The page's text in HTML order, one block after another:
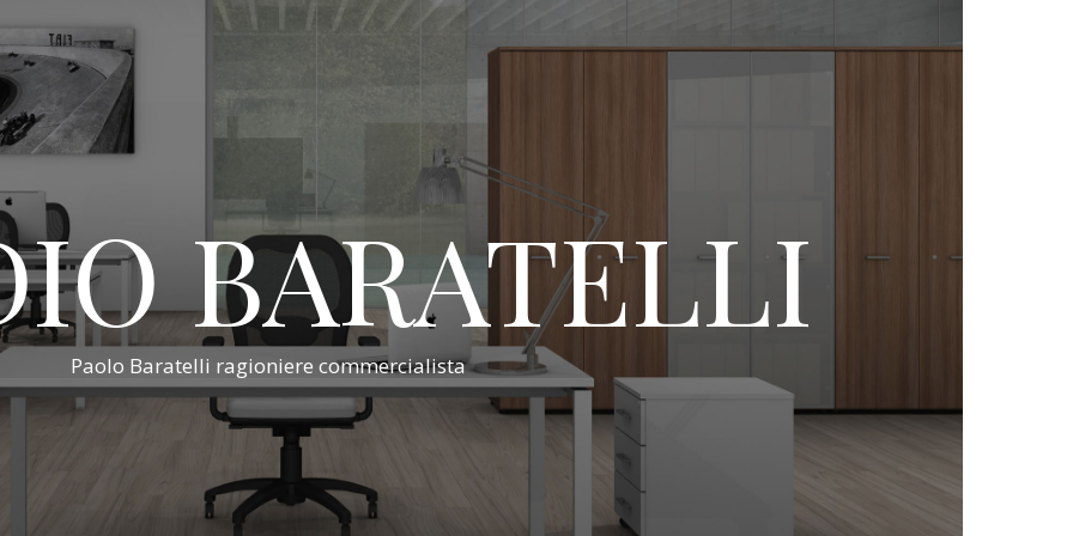
BARATELLI
Paolo Baratelli ragioniere commercialista